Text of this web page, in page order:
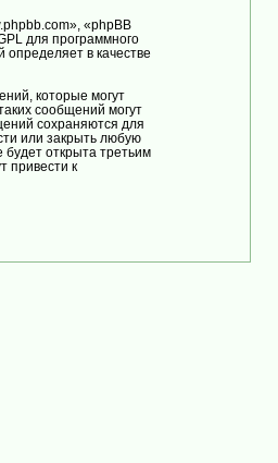
«phpBB
для программного
в качестве
которые могут
сообщений могут
сохраняются для
или закрыть любую
открыта третьим
привести к